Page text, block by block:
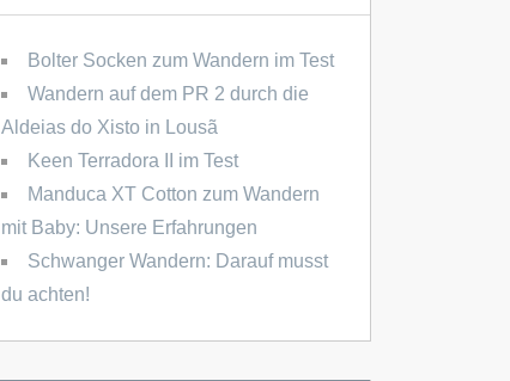
Bolter Socken zum Wandern im Test
Wandern auf dem PR 2 durch die
Aldeias do Xisto in Lousã
Keen Terradora II im Test
Manduca XT Cotton zum Wandern
mit Baby: Unsere Erfahrungen
Schwanger Wandern: Darauf musst
du achten!